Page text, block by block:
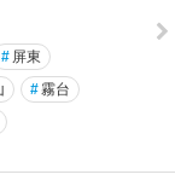
# 屏東
#霧台